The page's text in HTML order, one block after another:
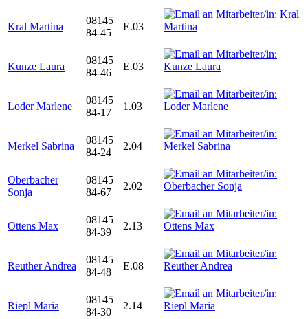
Kral Martina
08145
84-45
E.03
Kunze Laura
08145
84-46
E.03
Loder Marlene
08145
84-17
1.03
Merkel Sabrina
08145
84-24
2.04
Oberbacher
Sonja
08145
84-67
2.02
Ottens Max
08145
84-39
2.13
Reuther Andrea
08145
84-48
E.08
Riepl Maria
08145
84-30
2.14